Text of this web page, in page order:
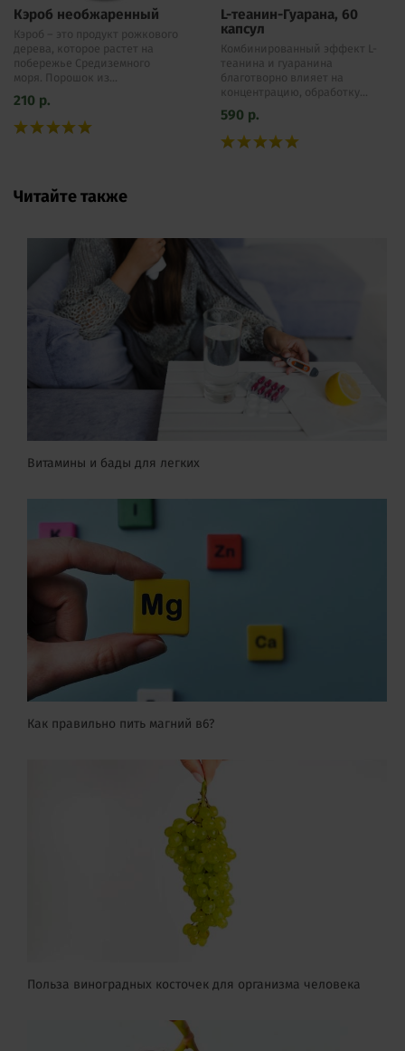
Кэроб необжаренный
Кэроб – это продукт рожкового
дерева, которое растет на
побережье Средиземного
моря. Порошок из...
210 р.
L-теанин-Гуарана, 60
капсул
Комбинированный эффект L-
теанина и гуаранина
благотворно влияет на
концентрацию, обработку...
590 р.
Читайте также
Витамины и бады для легких
Как правильно пить магний в6?
Польза виноградных косточек для организма человека